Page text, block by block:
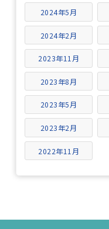
2024年5月
2024年2月
2023年11月
2023年8月
2023年5月
2023年2月
2022年11月